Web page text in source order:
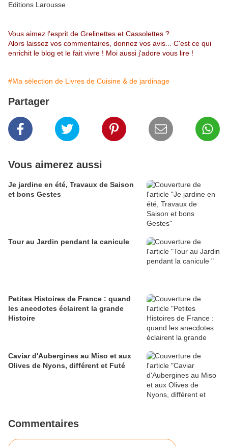
Editions Larousse
Vous aimez l'esprit de Grelinettes et Cassolettes ?
Alors laissez vos commentaires, donnez vos avis... C'est ce qui
enrichit le blog et le fait vivre ! Moi aussi j'adore vous lire !
#Ma sélection de Livres de Cuisine & de jardinage
Partager
Vous aimerez aussi
Je jardine en été, Travaux de Saison
et bons Gestes
Tour au Jardin pendant la canicule
Petites Histoires de France : quand
les anecdotes éclairent la grande
Histoire
Caviar d'Aubergines au Miso et aux
Olives de Nyons, différent et Futé
Commentaires